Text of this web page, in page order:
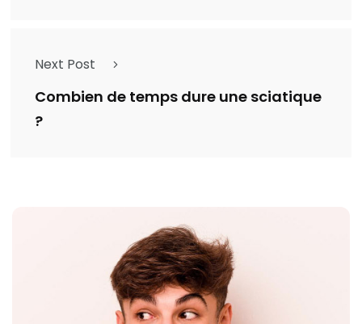
Next Post
Combien de temps dure une sciatique
?